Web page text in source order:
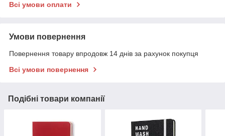
Всі умови оплати
Умови повернення
Повернення товару впродовж 14 днів за рахунок покупця
Всі умови повернення
Подібні товари компанії